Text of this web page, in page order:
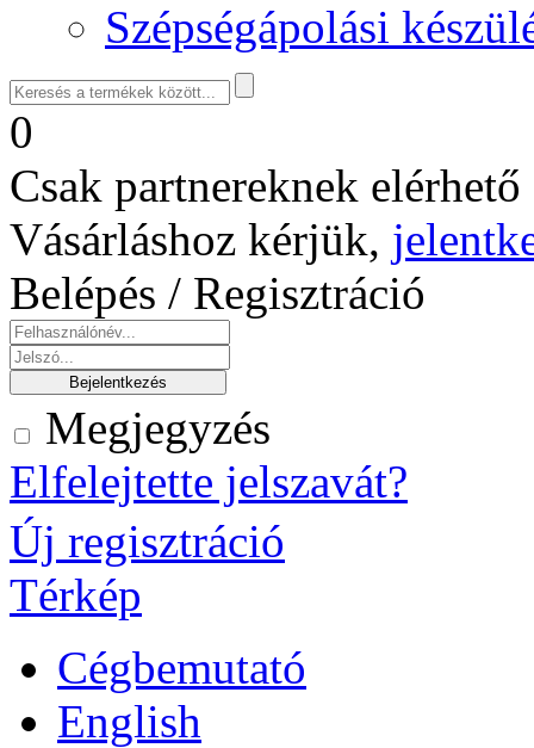
Szépségápolási
0
Csak partnereknek
Vásárláshoz kérjük,
Belépés / Regisztráció
Megjegyzés
Elfelejtette jelszavát?
Új regisztráció
Térkép
Cégbemutató
English